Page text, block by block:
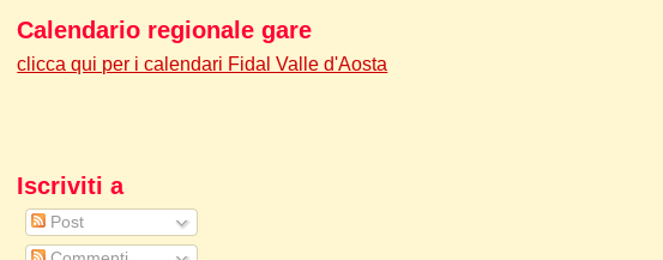
Calendario regionale gare
clicca qui per i calendari Fidal Valle d'Aosta
Iscriviti a
Post